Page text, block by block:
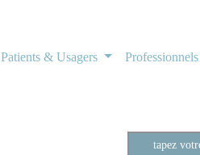
Patients & Usagers